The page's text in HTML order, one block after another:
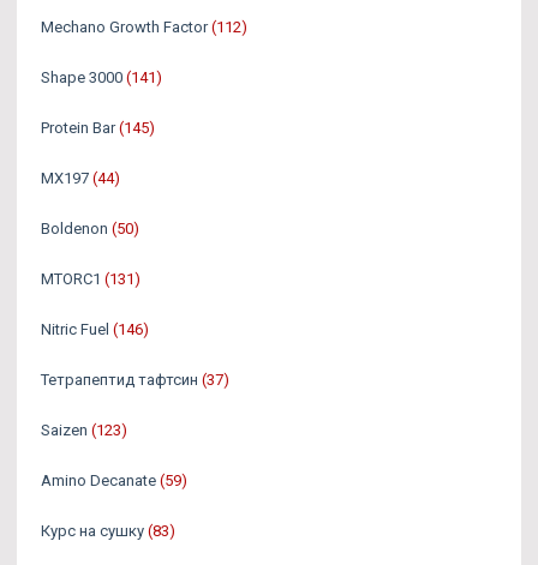
Mechano Growth Factor (112)
Shape 3000 (141)
Protein Bar (145)
MX197 (44)
Boldenon (50)
MTORC1 (131)
Nitric Fuel (146)
Тетрапептид тафтсин (37)
Saizen (123)
Amino Decanate (59)
Курс на сушку (83)